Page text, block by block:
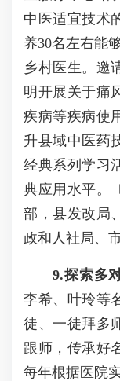
中医适宜技术
养30名左右能
乡村医生。邀
明开展关于痛
疾病等疾病使
升县域中医药
经典系列学习
典应用水平。
部，县发改局
政和人社局、
9.探索多
李希、叶玲等
徒、一徒拜多
跟师，传承好
每年根据医院